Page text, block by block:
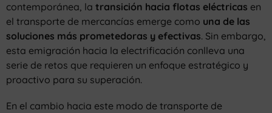
contemporánea, la transición hacia flotas eléctricas en
el transporte de mercancías emerge como una de las
soluciones más prometedoras y efectivas. Sin embargo,
esta emigración hacia la electrificación conlleva una
serie de retos que requieren un enfoque estratégico y
proactivo para su superación.
En el cambio hacia este modo de transporte de